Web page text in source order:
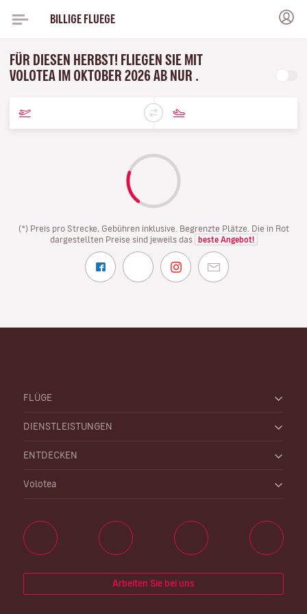
BILLIGE FLUEGE
FÜR DIESEN HERBST! FLIEGEN SIE MIT
VOLOTEA IM OKTOBER 2026 AB NUR .
(*) Preis pro Strecke, Gebühren inklusive. Begrenzte Plätze. Die in Rot
dargestellten Preise sind jeweils das
beste Angebot!
FLÜGE
DIENSTLEISTUNGEN
ENTDECKEN
Volotea
Arbeiten Sie bei uns